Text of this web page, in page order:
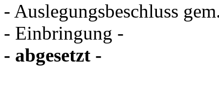
- Auslegungsbeschluss
- Einbringung -
- abgesetzt -